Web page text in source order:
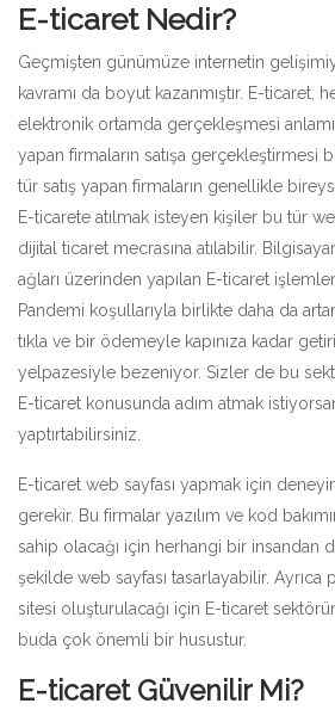
E-ticaret Nedir?
Geçmişten günümüze internetin
kavramı da boyut kazanmıştır. E-ticaret,
elektronik ortamda gerçekleşmesi
yapan firmaların satışa gerçekleştirmesi
tür satış yapan firmaların genellikle
E-ticarete atılmak isteyen kişiler bu tür
dijital ticaret mecrasına atılabilir.
ağları üzerinden yapılan E-ticaret
Pandemi koşullarıyla birlikte daha da
tıkla ve bir ödemeyle kapınıza kadar
yelpazesiyle bezeniyor. Sizler de bu
E-ticaret konusunda adım atmak
yaptırtabilirsiniz.
E-ticaret web sayfası yapmak için
gerekir. Bu firmalar yazılım ve kod
sahip olacağı için herhangi bir insandan
şekilde web sayfası tasarlayabilir.
sitesi oluşturulacağı için E-ticaret
buda çok önemli bir husustur.
E-ticaret Güvenilir Mi?